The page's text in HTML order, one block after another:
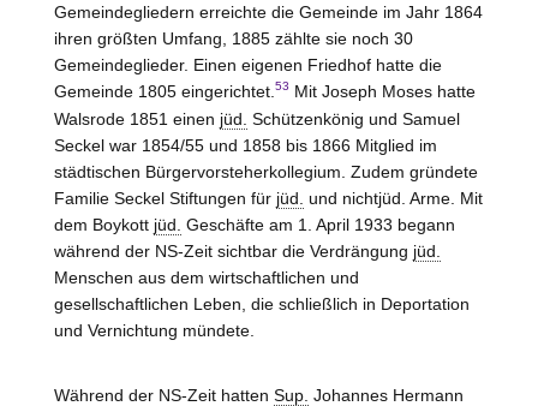
Gemeindegliedern erreichte die Gemeinde im Jahr 1864
ihren größten Umfang, 1885 zählte sie noch 30
Gemeindeglieder. Einen eigenen Friedhof hatte die
Gemeinde 1805 eingerichtet. 53 Mit Joseph Moses hatte
Walsrode 1851 einen jüd. Schützenkönig und Samuel
Seckel war 1854/55 und 1858 bis 1866 Mitglied im
städtischen Bürgervorsteherkollegium. Zudem gründete
Familie Seckel Stiftungen für jüd.
und nichtjüd. Arme. Mit
dem Boykott jüd. Geschäfte am 1. April 1933 begann
während der NS-Zeit sichtbar die Verdrängung jüd.
Menschen aus dem wirtschaftlichen und
gesellschaftlichen Leben, die schließlich in Deportation
und Vernichtung mündete.
Während der NS-Zeit hatten Sup. Johannes Hermann